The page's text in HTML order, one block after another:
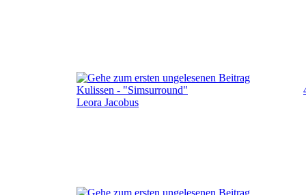
Kulissen - "Simsurround"
Leora Jacobus